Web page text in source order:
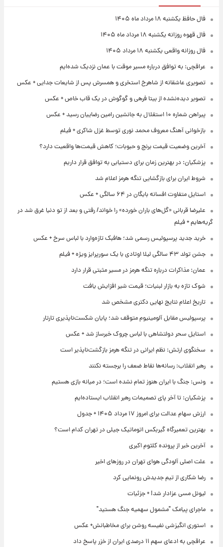
فال حافظ یکشنبه ۱۸ مرداد ماه ۱۴۰۵
فال قهوه روزانه یکشنبه ۱۸ مرداد ماه ۱۴۰۵
فال روزانه واقعی یکشنبه ۱۸ مرداد ۱۴۰۵
عراقچی: به توافق درباره مسیر موقت با عمان نزدیک شده‌ایم
تصویری عاشقانه از شاهرخ استخری و همسرش پس از شایعات جدایی + عکس
تصویر دیده‌نشده از بیتا فرهی و گوگوش در یک قاب خاص + عکس
پیراهن شماره ۱۰ استقلال به جانشین رامین رضاییان رسید + عکس
بازخوانی آهنگ معروف محمد نوری توسط غزل شاکری + فیلم
آخرین وضعیت قیمت برنج و حبوبات؛ کاهش قیمت‌ها واقعیت دارد؟
پزشکیان: در بهترین زمان برای دستیابی به توافق قرار داریم
شروط ایران برای بازگشایی تنگه هرمز اعلام شد
استایل متفاوت افسانه بایگان در ۶۴ سالگی + عکس
علیرضا قربانی «گل‌های باران خورده» را خواند/ رفتی و بعد از تو دنیا غرق شد در
گریه‌هایم + فیلم
خرید جدید پرسپولیس رسمی شد؛ هافبک تازه‌وارد با لباس سرخ + عکس
جشن تولد ۴۳ سالگی لیلا اوتادی با یک سورپرایز ویژه + فیلم
عمان: مذاکرات درباره تنگه هرمز در مسیر مثبتی قرار دارد
شوک تازه به بازار لبنیات؛ قیمت شیر افزایش یافت
تاریخ اعلام نتایج نهایی دکتری مشخص شد
پرسپولیس مقابل آلومینیوم متوقف شد؛ پایان شکست‌ناپذیری تارتار
استایل سحر دولتشاهی با لباس چروک خبرساز شد + عکس
سخنگوی ارتش: نظم ایرانی در تنگه هرمز بازگشت‌ناپذیر است
رهبر انقلاب: رسانه‌ها نقاط ضعف را برجسته نکنند
ونس: جنگ با ایران هنوز تمام نشده است؛ در میانه بازی هستیم
پزشکیان: تا آخر پای تصمیمات رهبر انقلاب ایستاده‌ایم
ارزش سهام عدالت برای امروز ۱۷ مرداد ۱۴۰۵ + جدول
بهترین تعمیرگاه گیربکس اتوماتیک جیلی در تهران کدام است؟
آخرین خبر از پرونده کلثوم اکبری
علت اصلی آلودگی هوای تهران در روزهای اخیر
رضا شکاری از تیم جدیدش رونمایی کرد
لیونل مسی عزادار شد! + جزئیات
ماجرای پیامک "مشمول سهمیه جنگ هستید"
استوری انگیزشی نفیسه روشن برای مخاطبانش+ عکس
عراقچی به ادعای سهم ۱۱ درصدی ایران از خزر پاسخ داد